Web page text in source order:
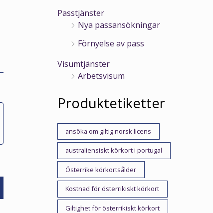
Passtjänster
Nya passansökningar
Förnyelse av pass
Visumtjänster
Arbetsvisum
Produktetiketter
ansöka om giltig norsk licens
australiensiskt körkort i portugal
Österrike körkortsålder
Kostnad för österrikiskt körkort
Giltighet för österrikiskt körkort